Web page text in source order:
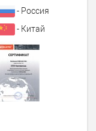
- Россия
- Китай